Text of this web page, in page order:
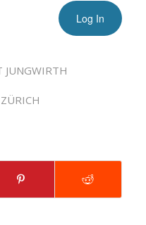
JUNGWIRTH
ZÜRICH